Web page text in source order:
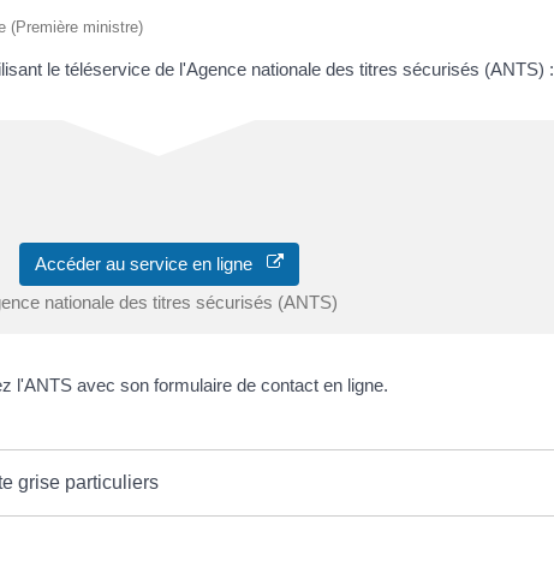
(Première ministre)
le téléservice de l'Agence nationale des titres sécurisés (ANTS) :
Accéder au service en ligne
nationale des titres sécurisés (ANTS)
l'ANTS avec son formulaire de contact en ligne.
grise particuliers